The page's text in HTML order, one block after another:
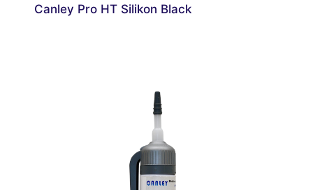
Canley Pro HT Silikon Black